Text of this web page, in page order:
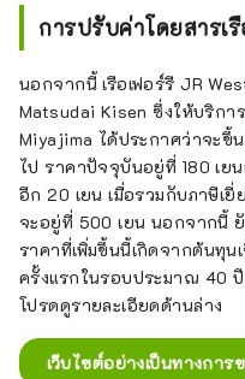
การปรับค่าโดยสารเ
นอกจากนี้ เรือเฟอร์รี JR
Matsudai Kisen ซึ่งให้บริกา
Miyajima ได้ประกาศว่าจะขึ้
ไป ราคาปัจจุบันอยู่ที่ 180 เย
อีก 20 เยน เมื่อรวมกับภาษีเ
จะอยู่ที่ 500 เยน นอกจากนี้
ราคาที่เพิ่มขึ้นนี้เกิดจากต้นทุน
ครั้งแรกในรอบประมาณ 40
โปรดดูรายละเอียดด้านล่าง
เว็บไซต์อย่างเป็นทางการ